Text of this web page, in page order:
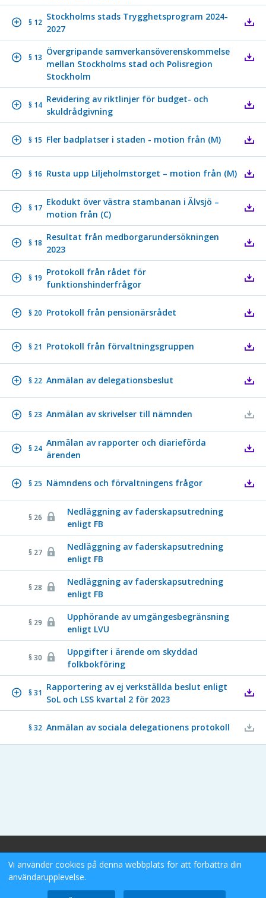
§ 12
Stockholms stads Trygghetsprogram 2024-
2027
§ 13
Övergripande samverkansöverenskommelse
mellan Stockholms stad och Polisregion
Stockholm
§ 14
Revidering av riktlinjer för budget- och
skuldrådgivning
§ 15 Fler badplatser i staden - motion från (M)
§ 16 Rusta upp Liljeholmstorget – motion från (M)
§ 17
Ekodukt över västra stambanan i Älvsjö –
motion från (C)
§ 18
Resultat från medborgarundersökningen
2023
§ 19
Protokoll från rådet för
funktionshinderfrågor
§ 20 Protokoll från pensionärsrådet
§ 21 Protokoll från förvaltningsgruppen
§ 22 Anmälan av delegationsbeslut
§ 23 Anmälan av skrivelser till nämnden
§ 24
Anmälan av rapporter och diarieförda
ärenden
§ 25 Nämndens och förvaltningens frågor
§ 26
Nedläggning av faderskapsutredning
enligt FB
§ 27
Nedläggning av faderskapsutredning
enligt FB
§ 28
Nedläggning av faderskapsutredning
enligt FB
§ 29
Upphörande av umgängesbegränsning
enligt LVU
§ 30
Uppgifter i ärende om skyddad
folkbokföring
§ 31
Rapportering av ej verkställda beslut enligt
SoL och LSS kvartal 2 för 2023
§ 32 Anmälan av sociala delegationens protokoll
Stockholms Stad eDok Meetings
Tillgänglighetsredogörelse
Vi använder cookies på denna webbplats för att förbättra din
användarupplevelse.